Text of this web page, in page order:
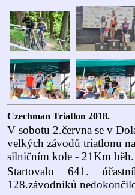
Czechman Triatlon 2018.
V sobotu 2.června se v
velkých závodů triatlonu
silničním kole - 21Km běh.
Startovalo 641.
128.závodníků